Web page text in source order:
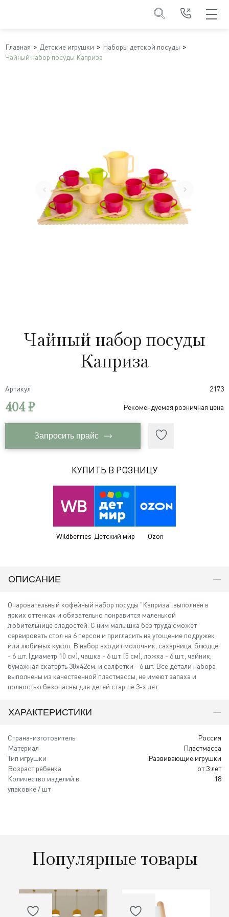
Главная Детские игрушки
Наборы детской посуды
Чайный набор посуды Каприза
Чайный набор посуды
Каприза
Артикул 2173
404 ₽ Рекомендуемая розничная цена
Запросить прайс
КУПИТЬ В РОЗНИЦУ
Wildberries Детский мир Ozon
ОПИСАНИЕ
Очаровательный кофейный набор посуды "Каприза" выполнен в
ярких оттенках и обязательно понравится маленькой
любительнице сладостей. С ним малышка без труда сможет
сервировать стол на 6 персон и пригласить на угощение подружек
или любимых кукол. В набор входит молочник, сахарница, блюдце
- 6 шт. (диаметр 10 см), чашка - 6 шт. (5 см), ложка - 6 шт., чайник,
бумажная скатерть 30х42см. и салфетки - 6 шт. Все детали набора
выполнены из качественной пластмассы, не имеют запаха и
полностью безопасны для детей старше 3-х лет.
ХАРАКТЕРИСТИКИ
Страна-изготовитель
Россия
Материал
Пластмасса
Тип игрушки
Развивающие игрушки
Возраст ребенка
от 3 лет
Количество изделий в
упаковке / шт
18
Популярные товары